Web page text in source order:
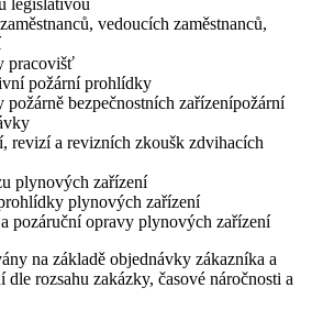
legislativou
vedoucích zaměstnanců,
pracovišť
požární prohlídky
bezpečnostních zařízenípožární
revizí a revizních zkoušk zdvihacích
plynových zařízení
plynových zařízení
pozáruční opravy plynových zařízení
na základě objednávky zákazníka a
rozsahu zakázky, časové náročnosti a